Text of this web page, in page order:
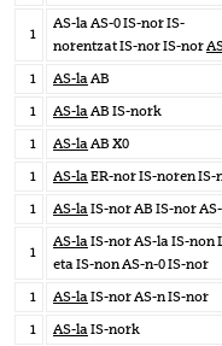
1
AS-la AS-0 IS-nor IS-
norentzat IS-nor IS-nor
1
AS-laAB
1
AS-laAB IS-nork
1
AS-laAB X0
1
AS-laER-nor IS-noren IS-
1
AS-laIS-nor AB IS-nor
1
AS-laIS-nor AS-la IS-non
eta IS-non AS-n-0 IS-nor
1
AS-laIS-nor AS-n IS-nor
1
AS-laIS-nork